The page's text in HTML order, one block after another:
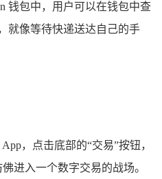
钱包中，用户可以在钱包中查
就像等待快递送达自己的手
，点击底部的“交易”按钮，
进入一个数字交易的战场。